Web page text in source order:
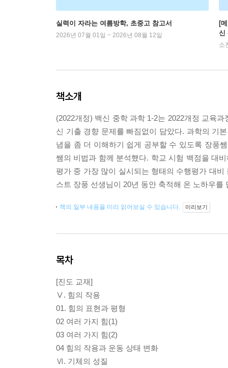
실력이 자라는 여름방학, 초중고 참고서
2026년 07월 01일 ~ 2026년 08월 12일
[
신
소
책소개
(2022개정) 백신 중학 과학 1-2는 2022개정 교육
신 기출 경향 문제를 빠짐없이 담았다. 과학의 기
념을 좀 더 이해하기 쉽게 공부할 수 있도록 장풍
쌤의 비법과 함께 분석했다. 학교 시험 백점을 대
평가 중 가장 많이 실시되는 형태의 수행평가 대
스트 장풍 선생님이 20년 동안 축적해 온 노하우
책의 일부 내용을 미리 읽어보실 수 있습니다. 미리보기
목차
[진도 교재]
Ⅴ. 힘의 작용
01. 힘의 표현과 평형
02 여러 가지 힘(1)
03 여러 가지 힘(2)
04 힘의 작용과 운동 상태 변화
Ⅵ. 기체의 성질